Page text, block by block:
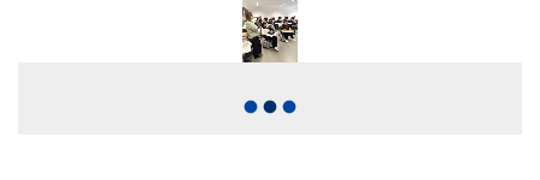
fiber_manual_record fiber_manual_record fiber_manual_record